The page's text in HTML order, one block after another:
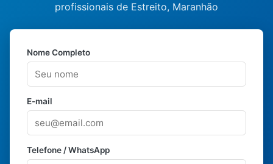
profissionais de Estreito, Maranhão
Nome Completo
E-mail
Telefone / WhatsApp